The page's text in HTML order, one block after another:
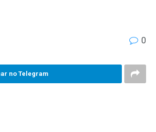
0
no Telegram